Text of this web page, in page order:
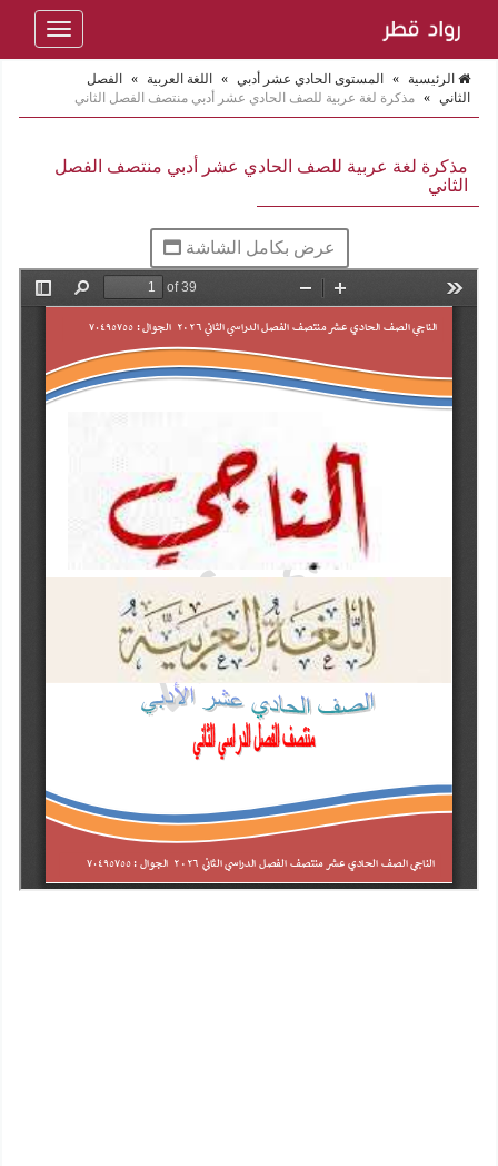
Toggle
الرئيسية » المستوى الحادي عشر أدبي » اللغة العربية »
الفصل
الثاني » مذكرة لغة عربية للصف الحادي عشر أدبي منتصف الفصل الثاني
مذكرة لغة عربية للصف الحادي عشر أدبي منتصف الفصل
الثاني
عرض بكامل الشاشة